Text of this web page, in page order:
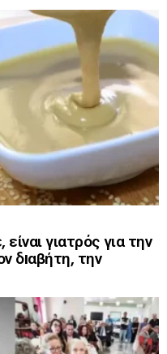
γιατρός για την
δıαβήτη, την